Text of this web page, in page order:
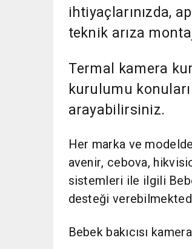
ihtiyaçlarınızda,
teknik arıza
Termal kamera
kurulumu
arayabilirsiniz.
Her marka ve
avenir, cebova,
sistemleri ile ilgili
desteği
Bebek bakıcısı